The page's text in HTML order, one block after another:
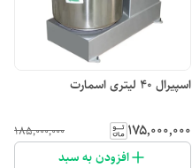
اسپیرال ۴۰ لیتری اسمارت
۱۷۵٬۰۰۰٬۰۰۰ ۱۸۵٬۰۰۰٬۰۰۰
افزودن به سبد